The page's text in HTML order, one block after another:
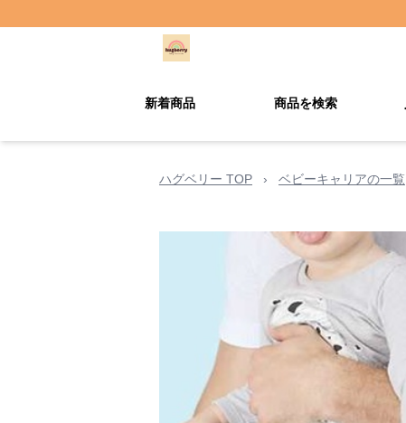
新着商品 商品を検索
ハグベリー TOP › ベビーキャリアの一覧